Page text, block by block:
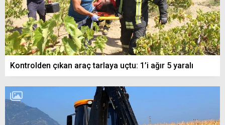
Kontrolden çıkan araç tarlaya uçtu: 1’i ağır 5 yaralı